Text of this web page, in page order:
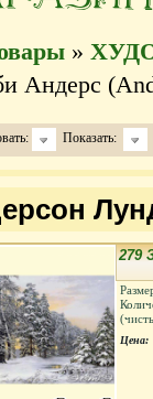
»
Андерс
Показать:
279
Цена: